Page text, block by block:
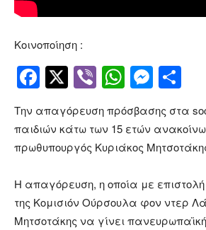
Κοινοποίηση :
Facebook
Twitter
Viber
Την απαγόρευση πρόσβασης στα
παιδιών κάτω των 15 ετών
πρωθυπουργός Κυριάκος
Η απαγόρευση, η οποία με
της Κομισιόν Ούρσουλα φον ντερ
Μητσοτάκης να γίνει